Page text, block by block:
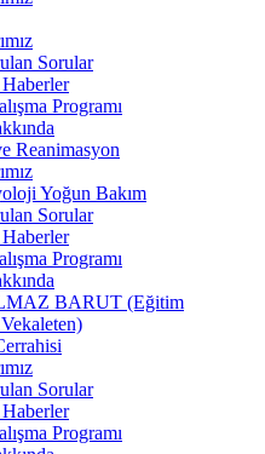
Sorular
Programı
Reanimasyon
Yoğun Bakım
Sorular
Programı
BARUT (Eğitim
Sorular
Programı